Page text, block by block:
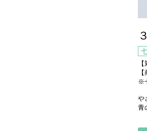
※
や
青